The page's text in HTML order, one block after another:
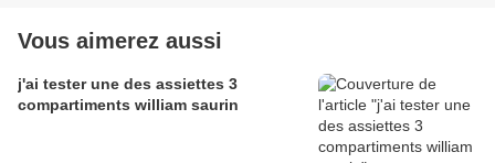
Vous aimerez aussi
j'ai tester une des assiettes 3
compartiments william saurin